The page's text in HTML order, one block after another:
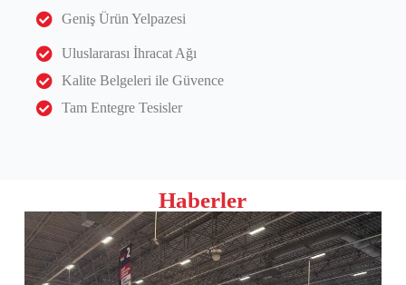
Geniş Ürün Yelpazesi
Uluslararası İhracat Ağı
Kalite Belgeleri ile Güvence
Tam Entegre Tesisler
Haberler